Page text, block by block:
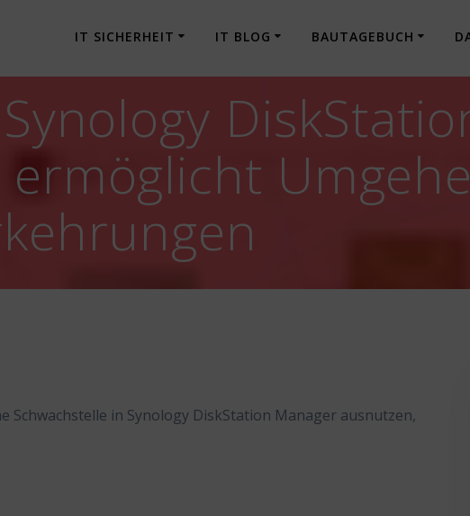
IT SICHERHEIT IT BLOG BAUTAGEBUCH
in Synology DiskStation Manager ausnutzen,